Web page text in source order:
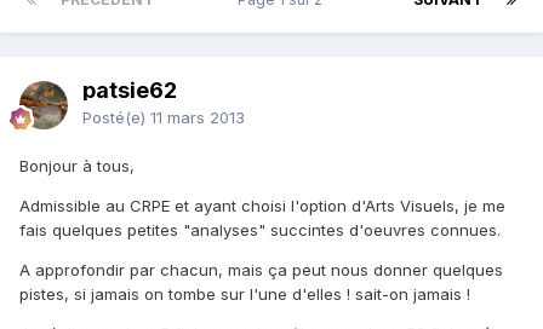
patsie62
Posté(e) 11 mars 2013
Bonjour à tous,
Admissible au CRPE et ayant choisi l'option d'Arts Visuels, je me
fais quelques petites "analyses" succintes d'oeuvres connues.
A approfondir par chacun, mais ça peut nous donner quelques
pistes, si jamais on tombe sur l'une d'elles ! sait-on jamais !